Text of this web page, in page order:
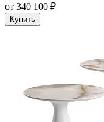
от 340 100 ₽
Купить